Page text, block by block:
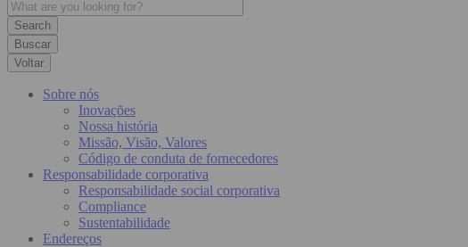
Buscar
Voltar
Sobre nós
Inovações
Nossa história
Missão, Visão, Valores
Código de conduta de fornecedores
Responsabilidade corporativa
Responsabilidade social corporativa
Compliance
Sustentabilidade
Endereços